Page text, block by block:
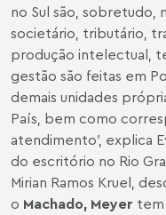
no Sul são, sobretudo,
societário, tributário,
produção intelectual,
gestão são feitas em
demais unidades
País, bem como
atendimento′, explica
do escritório no Rio
Mirian Ramos Kruel,
o Machado, Meyer tem